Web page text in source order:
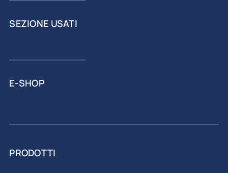
SEZIONE USATI
E-SHOP
PRODOTTI